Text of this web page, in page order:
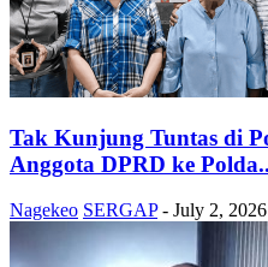
Tak Kunjung Tuntas di
Anggota DPRD ke
Nagekeo SERGAP - July 2, 2026